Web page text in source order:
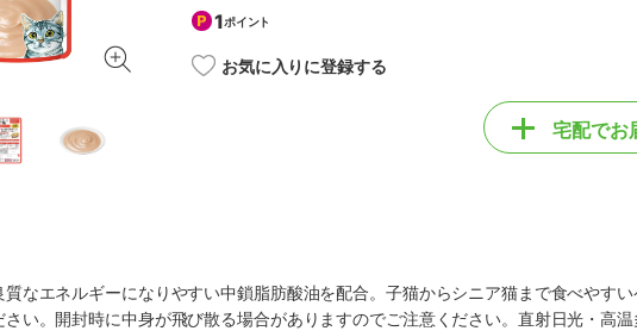
1ポイント
お気に入りに登録する
宅配でお
なエネルギーになりやすい中鎖脂肪酸油を配合。子猫からシニア猫まで食べやす
い。開封時に中身が飛び散る場合がありますのでご注意ください。直射日光・高